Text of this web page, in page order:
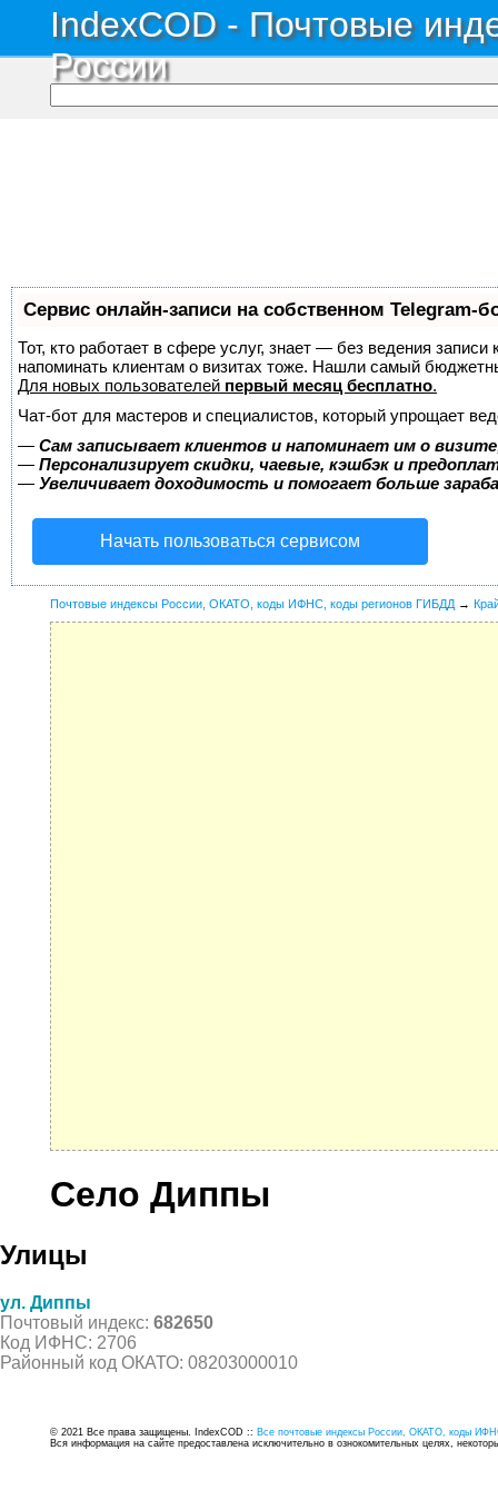
IndexCOD - Почтовые
России
Сервис онлайн-записи на собственном Telegram-
Тот, кто работает в сфере услуг, знает — без ведения
напоминать клиентам о визитах тоже. Нашли самый
Для новых пользователей первый месяц бесплатно.
Чат-бот для мастеров и специалистов, который упрощает
— Сам записывает клиентов и напоминает им о
— Персонализирует скидки, чаевые, кэшбэк и
— Увеличивает доходимость и помогает больше
Начать пользоваться сервисом
Почтовые индексы России, ОКАТО, коды ИФНС, коды регионов ГИБДД →
Село Диппы
Улицы
ул. Диппы
Почтовый индекс: 682650
Код ИФНС: 2706
Районный код ОКАТО: 08203000010
© 2021 Все права защищены. IndexCOD :: Все почтовые индексы России, ОКАТО, коды
Вся информация на сайте предоставлена исключительно в ознокомительных целях,